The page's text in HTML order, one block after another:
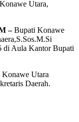
Utara,
–Bupati Konawe
di Aula Kantor Bupati
Utara
Daerah.